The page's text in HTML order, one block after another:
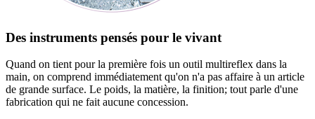
Des instruments pensés pour le vivant
Quand on tient pour la première fois un outil multireflex dans la
main, on comprend immédiatement qu'on n'a pas affaire à un article
de grande surface. Le poids, la matière, la finition; tout parle d'une
fabrication qui ne fait aucune concession.